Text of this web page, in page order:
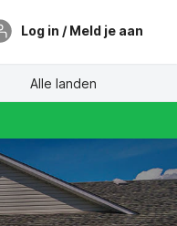
Log in / Meld je aan
Alle landen